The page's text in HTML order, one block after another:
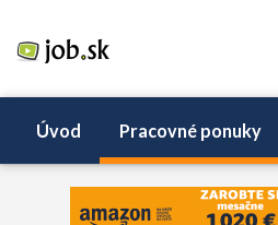
Úvod Pracovné ponuky